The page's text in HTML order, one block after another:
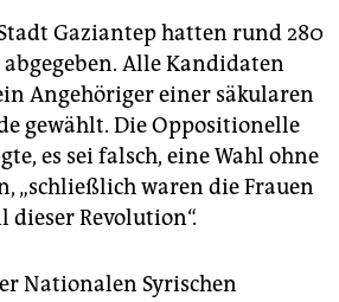
Gaziantep hatten rund 280
Alle Kandidaten
Angehöriger einer säkularen
gewählt. Die Oppositionelle
es sei falsch, eine Wahl ohne
„schließlich waren die Frauen
dieser Revolution“.
Nationalen Syrischen